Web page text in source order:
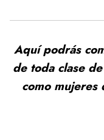
Aquí podrás
de toda clase
como mujeres